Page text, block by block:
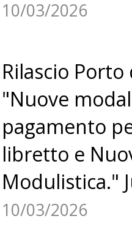
10/03/2026
Rilascio
"Nuove
pagamento
libretto e
Modulistica."
10/03/2026
28 29
34 35